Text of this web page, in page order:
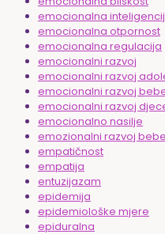
emocionalna
emocionalna otpornost
emocionalna regulacija
emocionalni razvoj
emocionalni razvoj
emocionalni razvoj
emocionalni razvoj
emocionalno nasilje
emozionalni razvoj bebe
empatičnost
empatija
entuzijazam
epidemija
epidemiološke mjere
epiduralna